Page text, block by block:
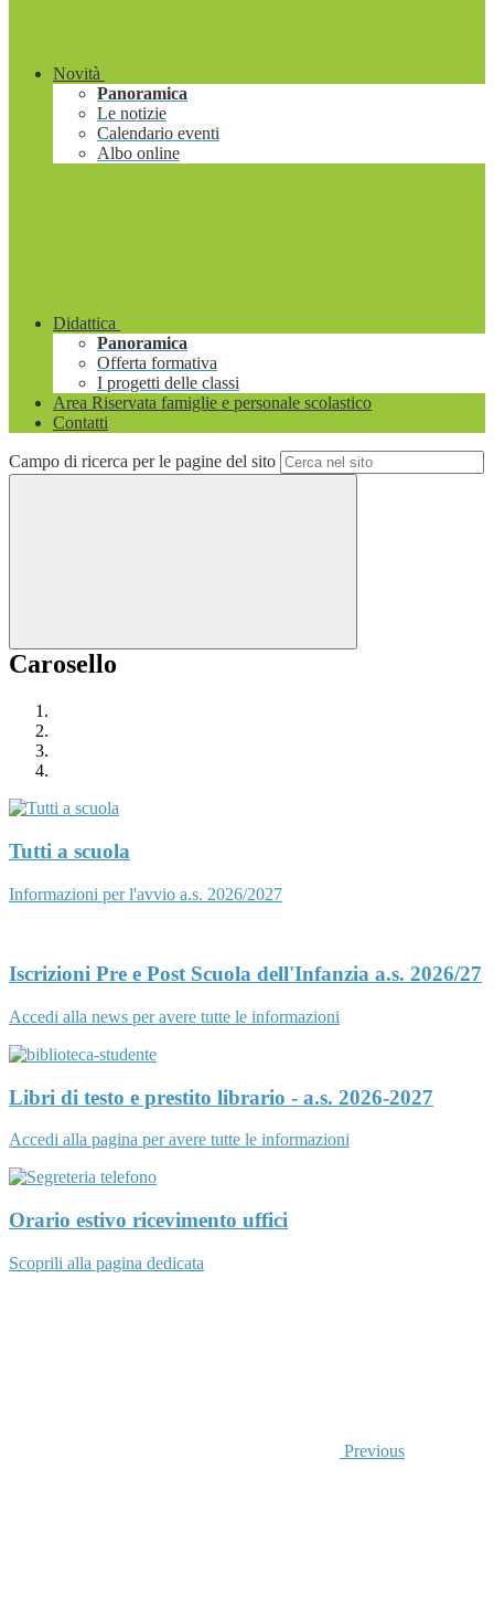
Novità
Panoramica
Le notizie
Calendario eventi
Albo online
Didattica
Panoramica
Offerta formativa
I progetti delle classi
Area Riservata famiglie e personale scolastico
Contatti
Campo di ricerca per le pagine del sito
Carosello
Tutti a scuola
Informazioni per l'avvio a.s. 2026/2027
Iscrizioni Pre e Post Scuola dell'Infanzia a.s. 2026/27
Accedi alla news per avere tutte le informazioni
Libri di testo e prestito librario - a.s. 2026-2027
Accedi alla pagina per avere tutte le informazioni
Orario estivo ricevimento uffici
Scoprili alla pagina dedicata
Previous